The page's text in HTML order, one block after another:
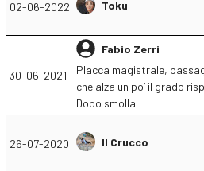
02-06-2022 Toku
30-06-2021
Fabio Zerri
Placca magistrale,
che alza un po’ il grado
Dopo smolla
26-07-2020 Il Crucco